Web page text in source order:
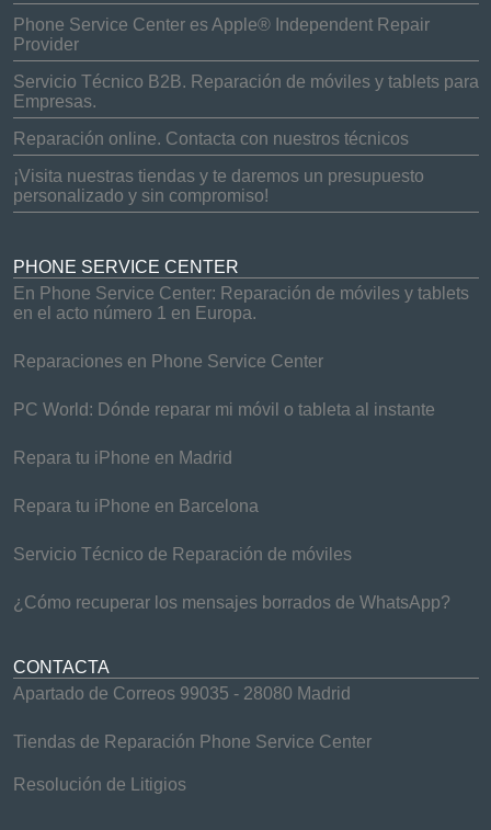
Phone Service Center es Apple® Independent Repair
Provider
Servicio Técnico B2B. Reparación de móviles y tablets para
Empresas.
Reparación online. Contacta con nuestros técnicos
¡Visita nuestras tiendas y te daremos un presupuesto
personalizado y sin compromiso!
PHONE SERVICE CENTER
En Phone Service Center: Reparación de móviles y tablets
en el acto número 1 en Europa.
Reparaciones en Phone Service Center
PC World: Dónde reparar mi móvil o tableta al instante
Repara tu iPhone en Madrid
Repara tu iPhone en Barcelona
Servicio Técnico de Reparación de móviles
¿Cómo recuperar los mensajes borrados de WhatsApp?
CONTACTA
Apartado de Correos 99035 - 28080 Madrid
Tiendas de Reparación Phone Service Center
Resolución de Litigios